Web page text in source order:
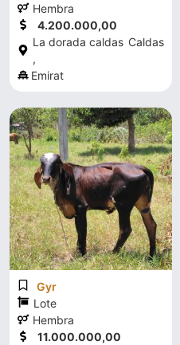
Hembra
4.200.000,00
La dorada caldas
,
Caldas
Emirat
Gyr
Lote
Hembra
11.000.000,00